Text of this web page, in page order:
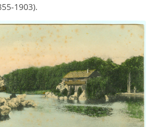
1903).